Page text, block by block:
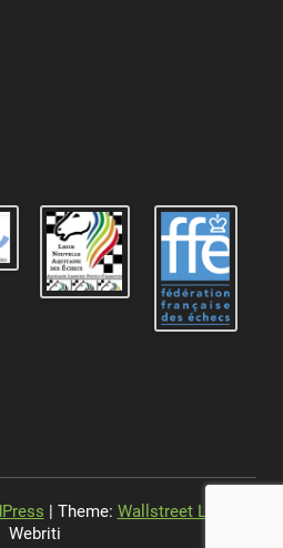
| Theme: Wallstreet Light
Webriti